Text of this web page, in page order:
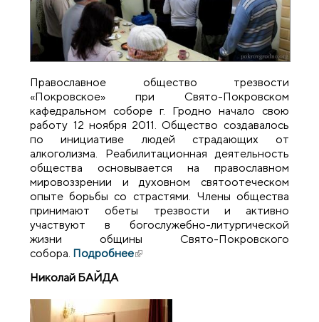
Православное общество трезвости
«Покровское» при Свято-Покровском
кафедральном соборе г. Гродно начало свою
работу 12 ноября 2011. Общество создавалось
по инициативе людей страдающих от
алкоголизма. Реабилитационная деятельность
общества основывается на православном
мировоззрении и духовном святоотеческом
опыте борьбы со страстями. Члены общества
принимают обеты трезвости и активно
участвуют в богослужебно-литургической
жизни общины Свято-Покровского
собора. Подробнее(внешняя ссылка)
Николай БАЙДА